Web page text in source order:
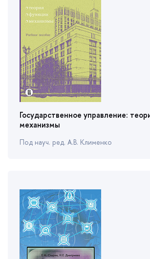
Государственное управление:
механизмы
Под науч. ред. А.В. Клименко